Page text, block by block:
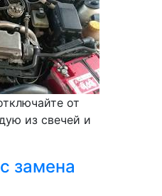
от
из свечей и
замена